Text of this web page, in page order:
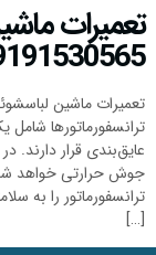
تعمیرات
تعمیرات ماشین
ترانسفورماتورها
عایق‌بندی قرار دارند.
جوش حرارتی خواهد شد
ترانسفورماتور را به
[…]